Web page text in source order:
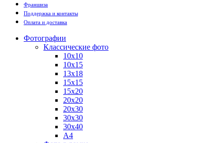
Франшиза
Поддержка и контакты
Оплата и доставка
Фотографии
Классические фото
10х10
10х15
13х18
15х15
15х20
20х20
20х30
30х30
30х40
А4